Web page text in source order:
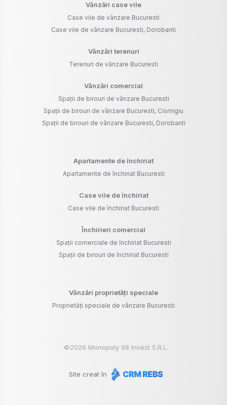
Vânzări case vile
Case vile de vânzare Bucuresti
Case vile de vânzare Bucuresti, Dorobanti
Vânzări terenuri
Terenuri de vânzare Bucuresti
Vânzări comercial
Spații de birouri de vânzare Bucuresti
Spații de birouri de vânzare Bucuresti, Cismigiu
Spații de birouri de vânzare Bucuresti, Dorobanti
Apartamente de închiriat
Apartamente de închiriat Bucuresti
Case vile de închiriat
Case vile de închiriat Bucuresti
Închirieri comercial
Spații comerciale de închiriat Bucuresti
Spații de birouri de închiriat Bucuresti
Vânzări proprietăți speciale
Proprietăți speciale de vânzare Bucuresti
©2026 Monopoly 98 Invest S.R.L.
Site creat în